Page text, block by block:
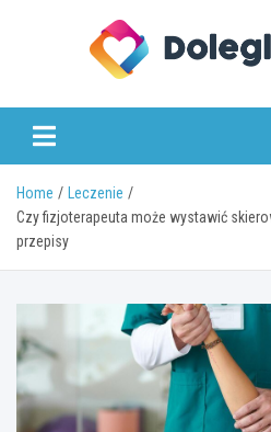
Home
Leczenie
Czy fizjoterapeuta może wystawić
przepisy